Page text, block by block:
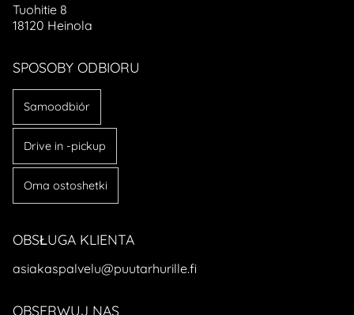
Tuohitie 8
18120 Heinola
SPOSOBY ODBIORU
Samoodbiór
Drive in -pickup
Oma ostoshetki
OBSŁUGA KLIENTA
asiakaspalvelu@puutarhurille.fi
OBSERWUJ NAS